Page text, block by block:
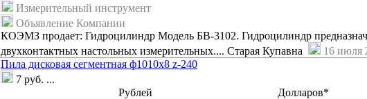
Измерительный инструмент
Объявление Компании
КОЭМЗ продает: Гидроцилиндр Модель БВ-3102. Гидроцилиндр
двухконтактных настольных измерительных.... Старая Купавна
16 июля
Пила дисковая сегментная ф1010х8 z-240
7 руб. ...
Рублей
Долларов*